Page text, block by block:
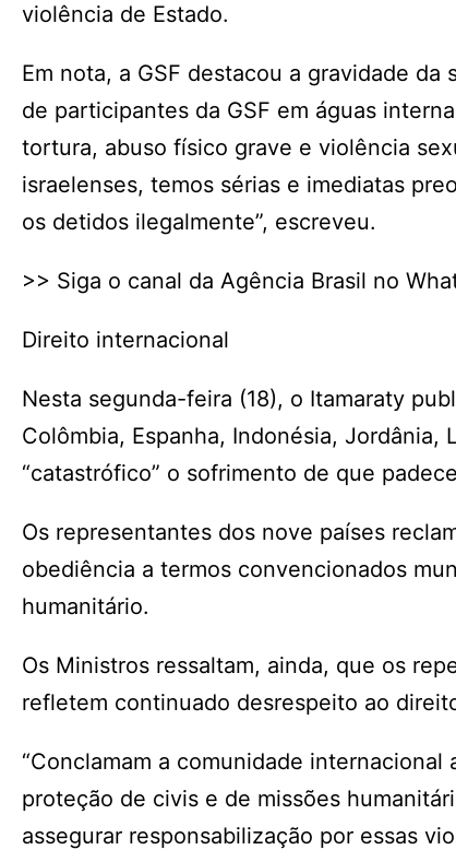
violência de Estado.
Em nota, a GSF destacou a gravidade
de participantes da GSF em águas
tortura, abuso físico grave e violência
israelenses, temos sérias e imediatas
os detidos ilegalmente”, escreveu.
>> Siga o canal da Agência Brasil no
Direito internacional
Nesta segunda-feira (18), o Itamaraty
Colômbia, Espanha, Indonésia,
“catastrófico” o sofrimento de que
Os representantes dos nove países
obediência a termos convencionados
humanitário.
Os Ministros ressaltam, ainda, que os
refletem continuado desrespeito ao
“Conclamam a comunidade
proteção de civis e de missões
assegurar responsabilização por essas